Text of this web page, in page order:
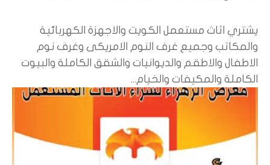
يشتري اثاث مستعمل الكويت والاجهزة الكهربائية
والمكاتب وجميع غرف النوم الامريكى وغرف نوم
الاطفال والاطقم والديوانيات والشقق الكاملة والبيوت
الكاملة والمكيفات والخيام...